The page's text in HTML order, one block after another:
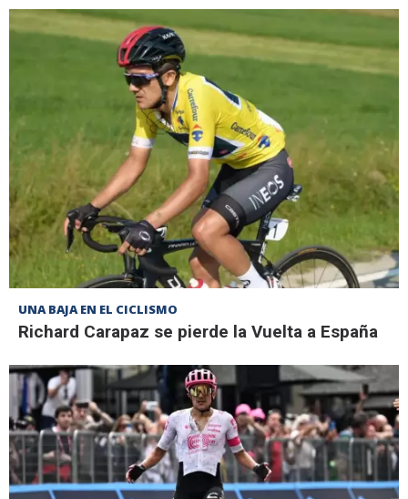
UNA BAJA EN EL CICLISMO
Richard Carapaz se pierde la Vuelta a España